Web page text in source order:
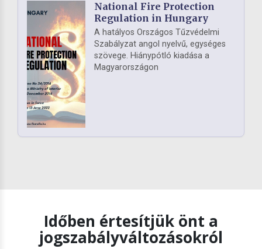
National Fire Protection
Regulation in Hungary
A hatályos Országos Tűzvédelmi
Szabályzat angol nyelvű, egységes
szövege. Hiánypótló kiadása a
Magyarországon
Időben értesítjük önt a
jogszabályváltozásokról